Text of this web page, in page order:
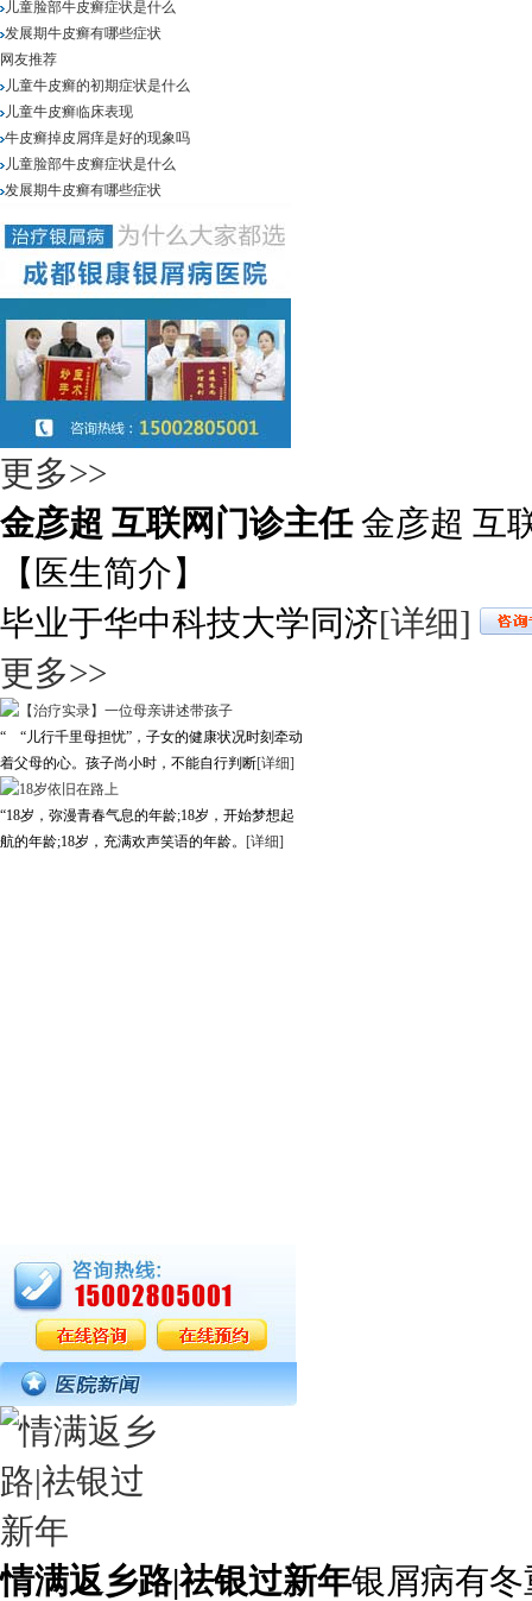
儿童脸部牛皮癣症状是什么
发展期牛皮癣有哪些症状
网友推荐
儿童牛皮癣的初期症状是什么
儿童牛皮癣临床表现
牛皮癣掉皮屑痒是好的现象吗
儿童脸部牛皮癣症状是什么
发展期牛皮癣有哪些症状
更多>>
金彦超 互联网门诊主任金彦超 互
【医生简介】
毕业于华中科技大学同济[详细]
更多>>
“ “儿行千里母担忧”，子女的健康状况时刻牵动
着父母的心。孩子尚小时，不能自行判断[详细]
“18岁，弥漫青春气息的年龄;18岁，开始梦想起
航的年龄;18岁，充满欢声笑语的年龄。 [详细]
情满返乡路|祛银过新年银屑病有